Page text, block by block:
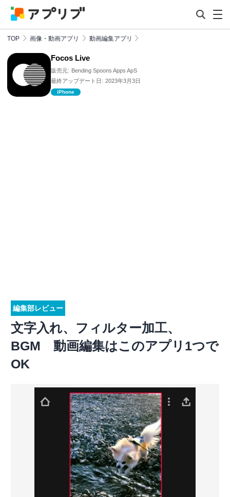
TOP 画像・動画アプリ 動画編集アプリ
Focos Live
販売元: Bending Spoons Apps ApS
最終アップデート日: 2023年3月3日
iPhone
編集部レビュー
文字入れ、フィルター加工、
BGM 動画編集はこのアプリ1つで
OK